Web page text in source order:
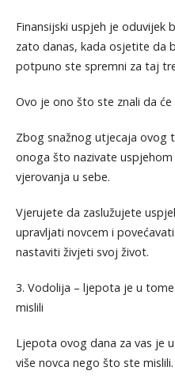
Finansijski uspjeh je oduvijek
zato danas, kada osjetite da
potpuno ste spremni za taj
Ovo je ono što ste znali da
Zbog snažnog utjecaja ovog
onoga što nazivate
vjerovanja u sebe.
Vjerujete da zaslužujete
upravljati novcem i
nastaviti živjeti svoj život.
3. Vodolija – ljepota je u
mislili
Ljepota ovog dana za vas je
više novca nego što ste mislili.